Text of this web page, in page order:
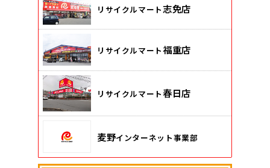
リサイクルマート志免店
リサイクルマート福重店
リサイクルマート春日店
麦野インターネット事業部